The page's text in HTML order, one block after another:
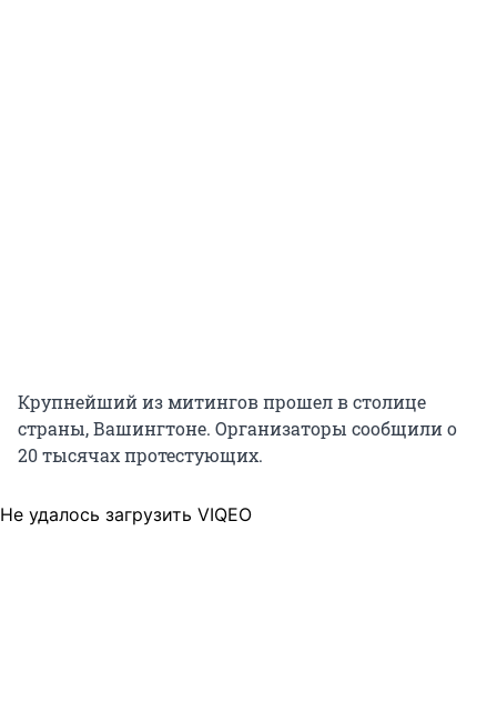
Крупнейший из митингов прошел в столице
страны, Вашингтоне. Организаторы сообщили о
20 тысячахпротестующих.
Не удалось загрузить VIQEO